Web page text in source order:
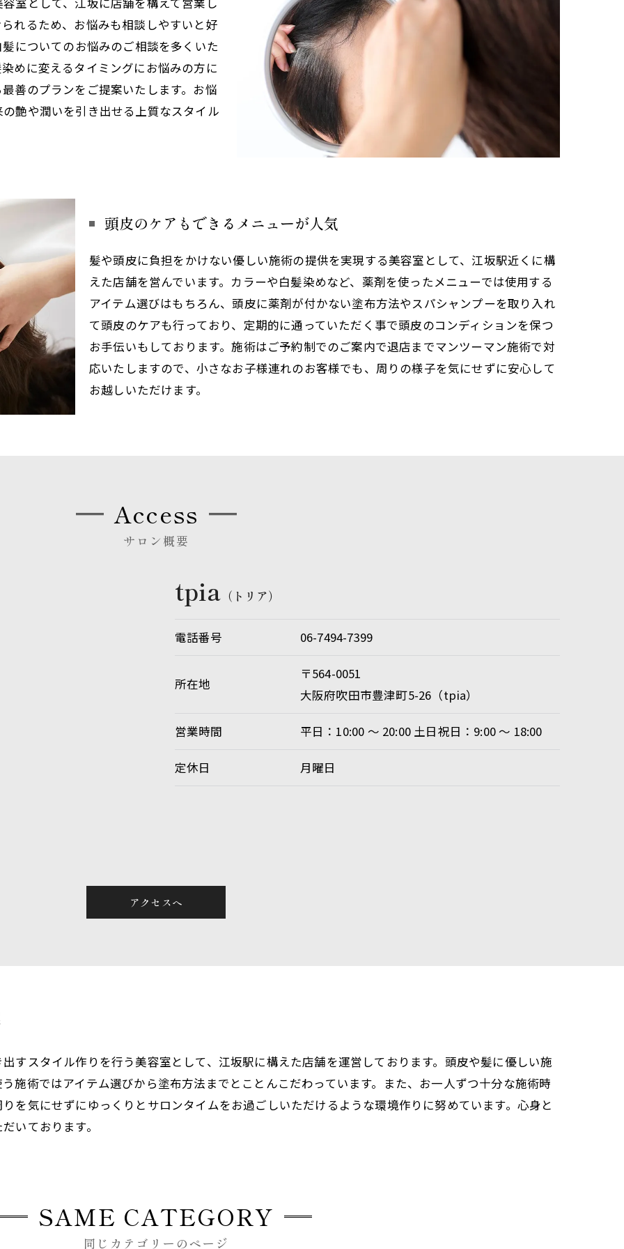
れるため、お悩みも相談しやすいと好
についてのお悩みのご相談を多くいた
めに変えるタイミングにお悩みの方に
善のプランをご提案いたします。お悩
艶や潤いを引き出せる上質なスタイル
頭皮のケアもできるメニューが人気
髪や頭皮に負担をかけない優しい施術の提供を実現する美容室として、江坂駅近くに構
えた店舗を営んでいます。カラーや白髪染めなど、薬剤を使ったメニューでは使用する
アイテム選びはもちろん、頭皮に薬剤が付かない塗布方法やスパシャンプーを取り入れ
て頭皮のケアも行っており、定期的に通っていただく事で頭皮のコンディションを保つ
お手伝いもしております。施術はご予約制でのご案内で退店までマンツーマン施術で対
応いたしますので、小さなお子様連れのお客様でも、周りの様子を気にせずに安心して
お越しいただけます。
サロン概要
Access
tpia（トリア）
電話番号 06-7494-7399
所在地
〒564-0051
大阪府吹田市豊津町5-26（tpia）
営業時間 平日：10:00 ～ 20:00 土日祝日：9:00 ～ 18:00
定休日 月曜日
アクセスへ
すスタイル作りを行う美容室として、江坂駅に構えた店舗を運営しております。頭皮や髪に優しい施
施術ではアイテム選びから塗布方法までとことんこだわっています。また、お一人ずつ十分な施術時
を気にせずにゆっくりとサロンタイムをお過ごしいただけるような環境作りに努めています。心身と
いております。
同じカテゴリーのページ
SAME CATEGORY